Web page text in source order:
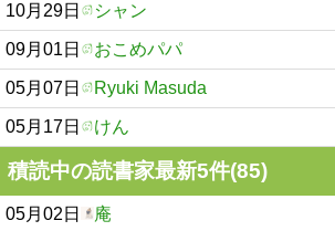
10月29日 シャン
09月01日 おこめパパ
05月07日 Ryuki Masuda
05月17日 けん
積読中の読書家最新5件(85)
05月02日 庵